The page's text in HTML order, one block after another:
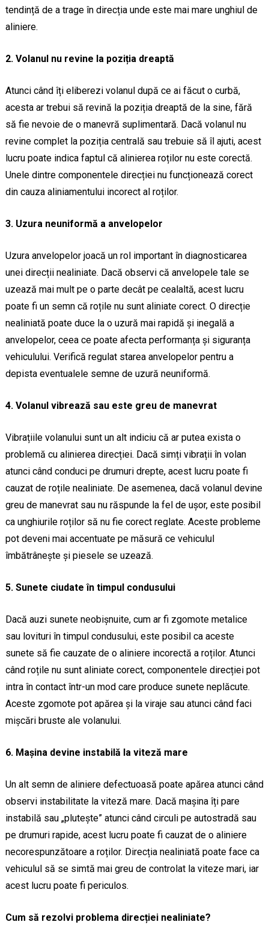
tendință de a trage în direcția unde este mai mare unghiul de
aliniere.
2. Volanul nu revine la poziția dreaptă
Atunci când îți eliberezi volanul după ce ai făcut o curbă,
acesta ar trebui să revină la poziția dreaptă de la sine, fără
să fie nevoie de o manevră suplimentară. Dacă volanul nu
revine complet la poziția centrală sau trebuie să îl ajuti, acest
lucru poate indica faptul că alinierea roților nu este corectă.
Unele dintre componentele direcției nu funcționează corect
din cauza aliniamentului incorect al roților.
3. Uzura neuniformă a anvelopelor
Uzura anvelopelor joacă un rol important în diagnosticarea
unei direcții nealiniate. Dacă observi că anvelopele tale se
uzează mai mult pe o parte decât pe cealaltă, acest lucru
poate fi un semn că roțile nu sunt aliniate corect. O direcție
nealiniată poate duce la o uzură mai rapidă și inegală a
anvelopelor, ceea ce poate afecta performanța și siguranța
vehiculului. Verifică regulat starea anvelopelor pentru a
depista eventualele semne de uzură neuniformă.
4. Volanul vibrează sau este greu de manevrat
Vibrațiile volanului sunt un alt indiciu că ar putea exista o
problemă cu alinierea direcției. Dacă simți vibrații în volan
atunci când conduci pe drumuri drepte, acest lucru poate fi
cauzat de roțile nealiniate. De asemenea, dacă volanul devine
greu de manevrat sau nu răspunde la fel de ușor, este posibil
ca unghiurile roților să nu fie corect reglate. Aceste probleme
pot deveni mai accentuate pe măsură ce vehiculul
îmbătrânește și piesele se uzează.
5. Sunete ciudate în timpul condusului
Dacă auzi sunete neobișnuite, cum ar fi zgomote metalice
sau lovituri în timpul condusului, este posibil ca aceste
sunete să fie cauzate de o aliniere incorectă a roților. Atunci
când roțile nu sunt aliniate corect, componentele direcției pot
intra în contact într-un mod care produce sunete neplăcute.
Aceste zgomote pot apărea și la viraje sau atunci când faci
mișcări bruste ale volanului.
6. Mașina devine instabilă la viteză mare
Un alt semn de aliniere defectuoasă poate apărea atunci când
observi instabilitate la viteză mare. Dacă mașina îți pare
instabilă sau „plutește” atunci când circuli pe autostradă sau
pe drumuri rapide, acest lucru poate fi cauzat de o aliniere
necorespunzătoare a roților. Direcția nealiniată poate face ca
vehiculul să se simtă mai greu de controlat la viteze mari, iar
acest lucru poate fi periculos.
Cum să rezolvi problema direcției nealiniate?